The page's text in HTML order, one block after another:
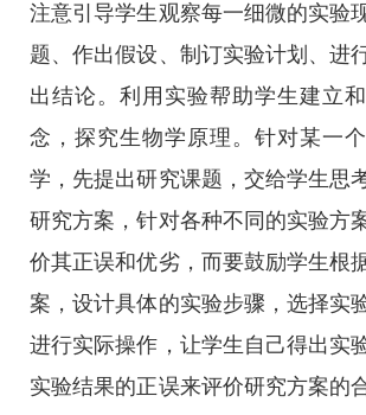
注意引导学生观察每一细微的实验
题、作出假设、制订实验计划、进
出结论。利用实验帮助学生建立
念，探究生物学原理。针对某一
学，先提出研究课题，交给学生思
研究方案，针对各种不同的实验方
价其正误和优劣，而要鼓励学生根
案，设计具体的实验步骤，选择实
进行实际操作，让学生自己得出实
实验结果的正误来评价研究方案的